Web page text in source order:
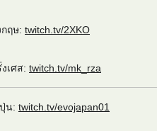
ฤษ: twitch.tv/2XKO
เศส: twitch.tv/mk_rza
น: twitch.tv/evojapan01